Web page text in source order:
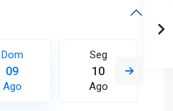
Dom
09
Ago
Seg
10
Ago